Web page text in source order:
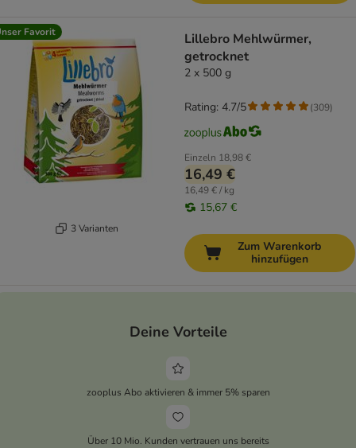
Favorit
3 Varianten
Lillebro Mehlwürmer,
getrocknet
2 x 500 g
Einzeln 18,98 €
16,49 €
16,49 € / kg
15,67 €
Rating: 4.7/5 (309)
Zum Warenkorb
hinzufügen
Deine Vorteile
zooplus Abo aktivieren & immer 5% sparen
Über 10 Mio. Kunden vertrauen uns bereits